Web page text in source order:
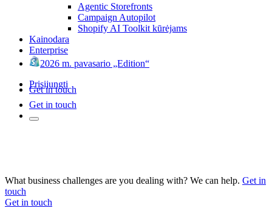
Agentic Storefronts
Campaign Autopilot
Shopify AI Toolkit kūrėjams
Kainodara
Enterprise
2026 m. pavasario „Edition“
Prisijungti
Get in touch
Get in touch
What business challenges are you dealing with? We can help. Get in
touch
Get in touch